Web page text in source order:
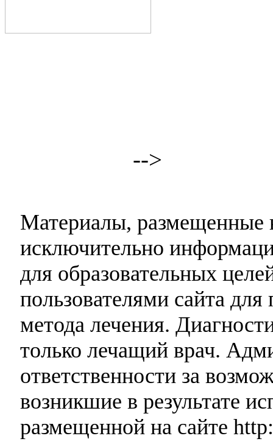
-->
Материалы, размещенные
исключительно
для образовательных
пользователями сайта
метода лечения.
только лечащий врач.
ответственности за
возникшие в результате
размещенной на сайте